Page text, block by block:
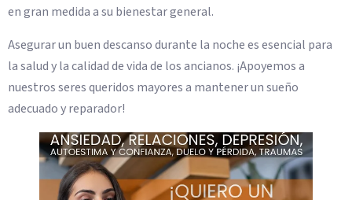
en gran medida a su bienestar general.
Asegurar un buen descanso durante la noche es esencial para
la salud y la calidad de vida de los ancianos. ¡Apoyemos a
nuestros seres queridos mayores a mantener un sueño
adecuado y reparador!